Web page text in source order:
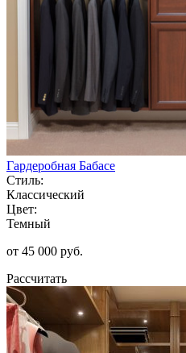
Гардеробная Бабасе
Стиль:
Классический
Цвет:
Темный
от 45 000 руб.
Рассчитать